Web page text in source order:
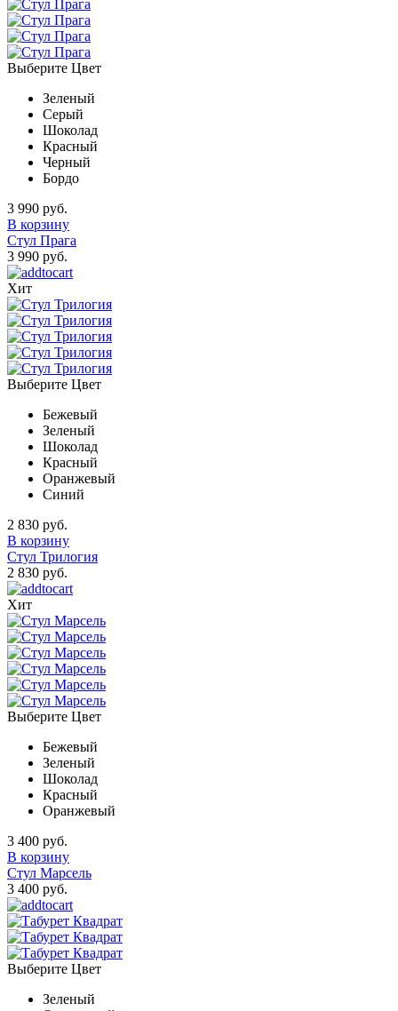
Выберите Цвет
Зеленый
Серый
Шоколад
Красный
Черный
Бордо
3 990 руб.
В корзину
Стул Прага
3 990 руб.
Хит
Выберите Цвет
Бежевый
Зеленый
Шоколад
Красный
Оранжевый
Синий
2 830 руб.
В корзину
Стул Трилогия
2 830 руб.
Хит
Выберите Цвет
Бежевый
Зеленый
Шоколад
Красный
Оранжевый
3 400 руб.
В корзину
Стул Марсель
3 400 руб.
Выберите Цвет
Зеленый